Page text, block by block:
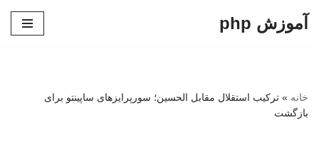
آموزش php
خانه » ترکیب استقلال مقابل الحسین؛ سورپرایزهای ساپینتو برای
بازگشت